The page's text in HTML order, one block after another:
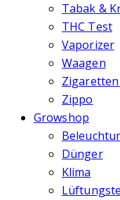
Tabak &
THC Test
Vaporizer
Waagen
Zippo
Growshop
Dünger
Klima